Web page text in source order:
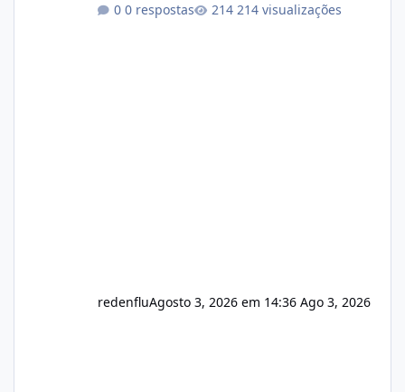
autorizado a usasr o isistem:
0 respostas 214 visualizações
redenfluAgosto 3, 2026 em 14:36 Ago 3, 2026